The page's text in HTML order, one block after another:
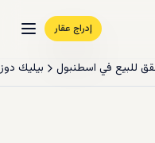
إدراج عقار
للبيع في اسطنبول بيليك